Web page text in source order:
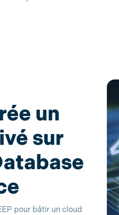
un
sur
pour bâtir un cloud